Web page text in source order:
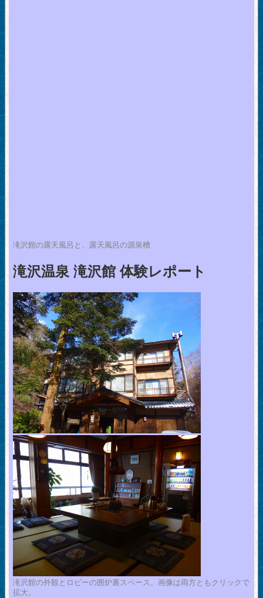
滝沢館の露天風呂と、露天風呂の源泉槽
滝沢温泉 滝沢館 体験レポート
滝沢館の外観とロビーの囲炉裏スペース。画像は両方ともクリックで
拡大。